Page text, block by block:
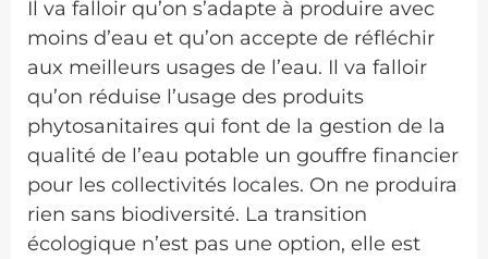
Il va falloir qu’on s’adapte à produire avec
moins d’eau et qu’on accepte de réfléchir
aux meilleurs usages de l’eau. Il va falloir
qu’on réduise l’usage des produits
phytosanitaires qui font de la gestion de la
qualité de l’eau potable un gouffre financier
pour les collectivités locales. On ne produira
rien sans biodiversité. La transition
écologique n’est pas une option, elle est